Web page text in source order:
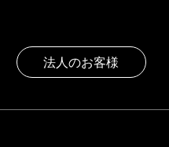
法人のお客様